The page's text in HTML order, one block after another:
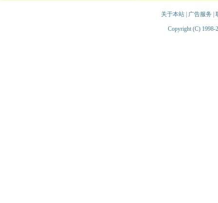
关于本站| 广告服务
Copyright (C) 1998-